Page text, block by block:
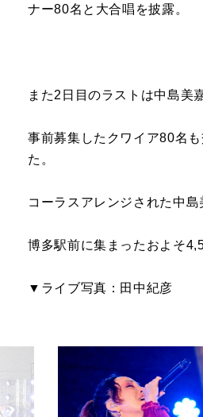
ナー80名と大合唱を披露。
また2日目のラストは中島美
事前募集したクワイア80名
た。
コーラスアレンジされた中島
博多駅前に集まったおよそ
▼ライブ写真：田中紀彦